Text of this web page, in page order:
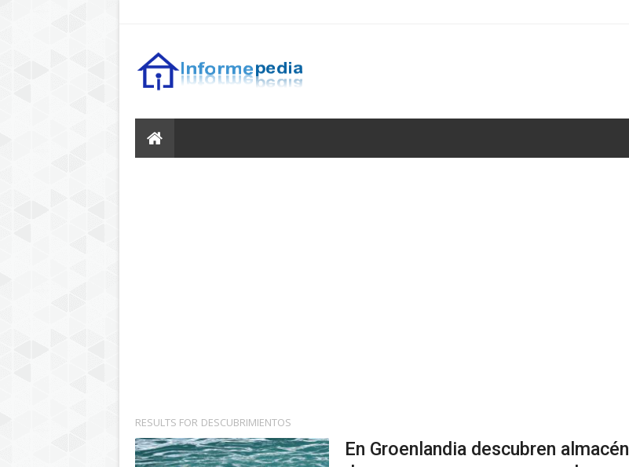
RESULTS FOR DESCUBRIMIENTOS
En Groenlandia descubren almacén